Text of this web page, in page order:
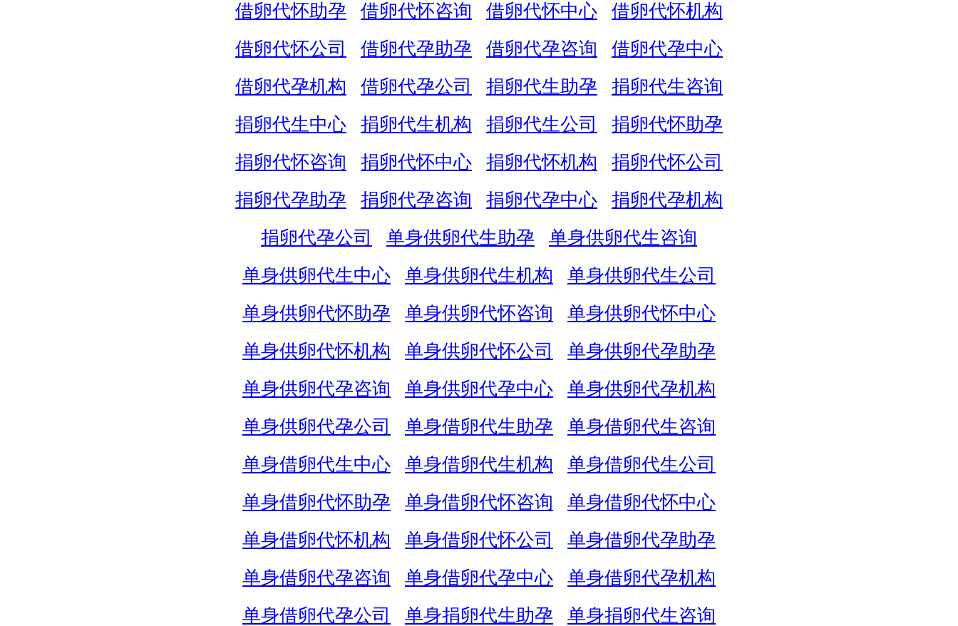
借卵代怀助孕
借卵代怀咨询 借卵代怀中心
借卵代怀机构
借卵代怀公司
借卵代孕助孕 借卵代孕咨询
借卵代孕中心
借卵代孕机构
借卵代孕公司 捐卵代生助孕
捐卵代生咨询
捐卵代生中心
捐卵代生机构 捐卵代生公司
捐卵代怀助孕
捐卵代怀咨询
捐卵代怀中心 捐卵代怀机构
捐卵代怀公司
捐卵代孕助孕
捐卵代孕咨询 捐卵代孕中心
捐卵代孕机构
捐卵代孕公司
单身供卵代生助孕
单身供卵代生咨询
单身供卵代生中心
单身供卵代生机构
单身供卵代生公司
单身供卵代怀助孕
单身供卵代怀咨询
单身供卵代怀中心
单身供卵代怀机构
单身供卵代怀公司
单身供卵代孕助孕
单身供卵代孕咨询
单身供卵代孕中心
单身供卵代孕机构
单身供卵代孕公司
单身借卵代生助孕
单身借卵代生咨询
单身借卵代生中心
单身借卵代生机构
单身借卵代生公司
单身借卵代怀助孕
单身借卵代怀咨询
单身借卵代怀中心
单身借卵代怀机构
单身借卵代怀公司
单身借卵代孕助孕
单身借卵代孕咨询
单身借卵代孕中心
单身借卵代孕机构
单身借卵代孕公司
单身捐卵代生助孕
单身捐卵代生咨询